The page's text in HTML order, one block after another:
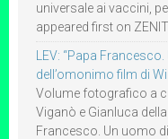
universale ai vaccini,
appeared first on
LEV: “Papa
dell’omonimo film di
Volume fotografico a
Viganò e Gianluca
Francesco. Un uomo